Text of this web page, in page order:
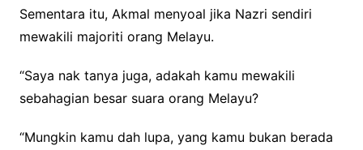
Sementara itu, Akmal menyoal jika Nazri sendiri
mewakili majoriti orang Melayu.
“Saya nak tanya juga, adakah kamu mewakili
sebahagian besar suara orang Melayu?
“Mungkin kamu dah lupa, yang kamu bukan berada